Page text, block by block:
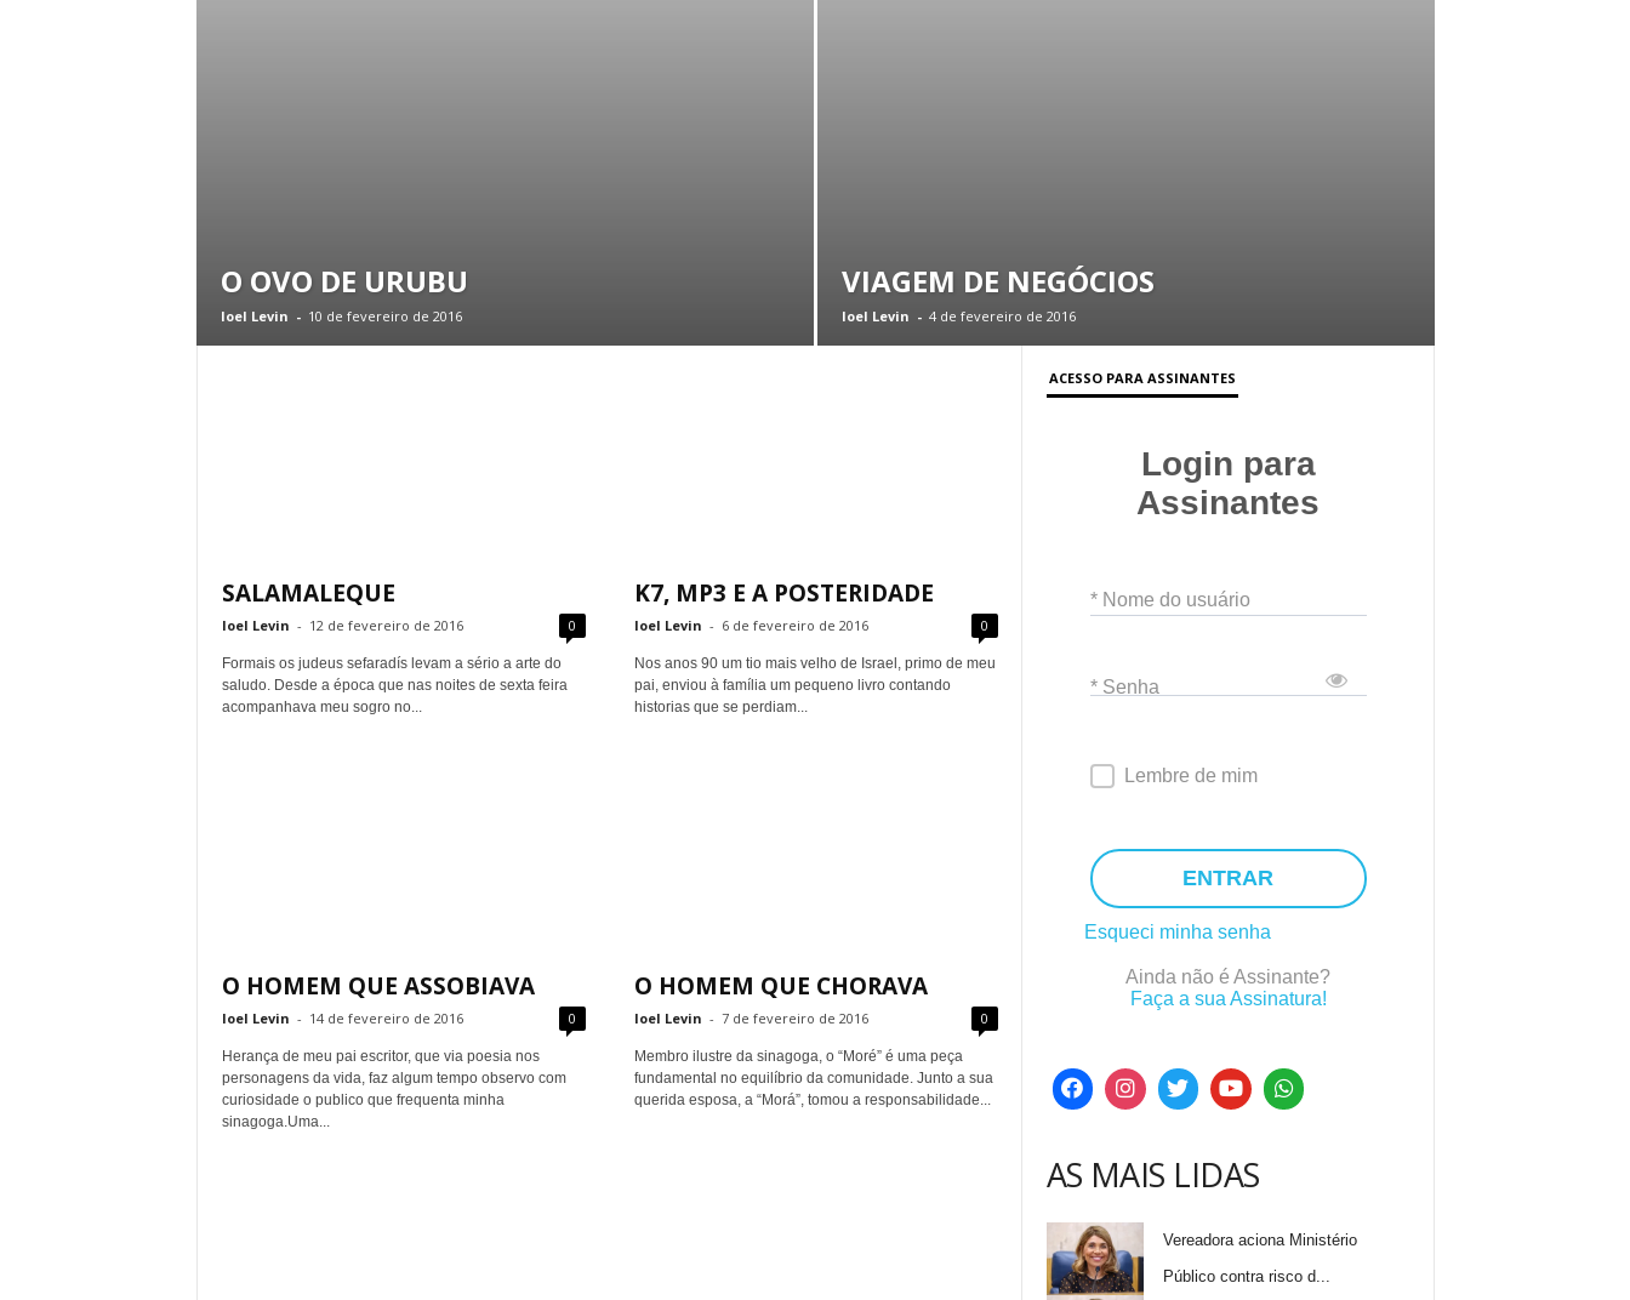
O OVO DE URUBU
Ioel Levin - 10 de fevereiro de 2016
VIAGEM DE NEGÓCIOS
Ioel Levin - 4 de fevereiro de 2016
SALAMALEQUE
Ioel Levin - 12 de fevereiro de 2016 0
Formais os judeus sefaradís levam a sério a arte do
saludo. Desde a época que nas noites de sexta feira
acompanhava meu sogro no...
K7, MP3 E A POSTERIDADE
Ioel Levin - 6 de fevereiro de 2016 0
Nos anos 90 um tio mais velho de Israel, primo de meu
pai, enviou à família um pequeno livro contando
historias que se perdiam...
O HOMEM QUE ASSOBIAVA
Ioel Levin - 14 de fevereiro de 2016 0
Herança de meu pai escritor, que via poesia nos
personagens da vida, faz algum tempo observo com
curiosidade o publico que frequenta minha
sinagoga.Uma...
O HOMEM QUE CHORAVA
Ioel Levin - 7 de fevereiro de 2016 0
Membro ilustre da sinagoga, o “Moré” é uma peça
fundamental no equilíbrio da comunidade. Junto a sua
querida esposa, a “Morá”, tomou a responsabilidade...
ACESSO PARA ASSINANTES
Login para
Assinantes
* Nome do usuário
* Senha
Lembre de mim
ENTRAR
Esqueci minha senha
Ainda não é Assinante?
Faça a sua Assinatura!
AS MAIS LIDAS
Vereadora aciona Ministério
Público contra risco d...